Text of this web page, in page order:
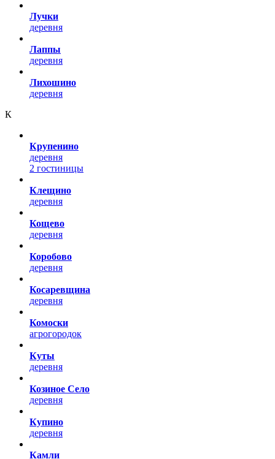
Лучки
деревня
Лаппы
деревня
Лихошино
деревня
К
Крупенино
деревня
2 гостиницы
Клещино
деревня
Кощево
деревня
Коробово
деревня
Косаревщина
деревня
Комоски
агрогородок
Куты
деревня
Козиное Село
деревня
Купино
деревня
Камли